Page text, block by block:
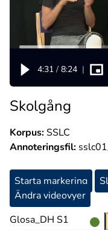
4:31 / 8:24 |
Skolgång
Korpus:SSLC
Annoteringsfil:
Starta markering
Ändra videovyer
Glosa_DH S1